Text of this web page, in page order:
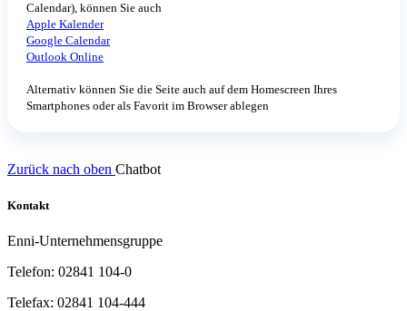
Calendar), können Sie auch
Apple Kalender
Google Calendar
Outlook Online
Alternativ können Sie die Seite auch auf dem Homescreen Ihres
Smartphones oder als Favorit im Browser ablegen
Zurück nach oben Chatbot
Kontakt
Enni-Unternehmensgruppe
Telefon: 02841 104-0
Telefax: 02841 104-444